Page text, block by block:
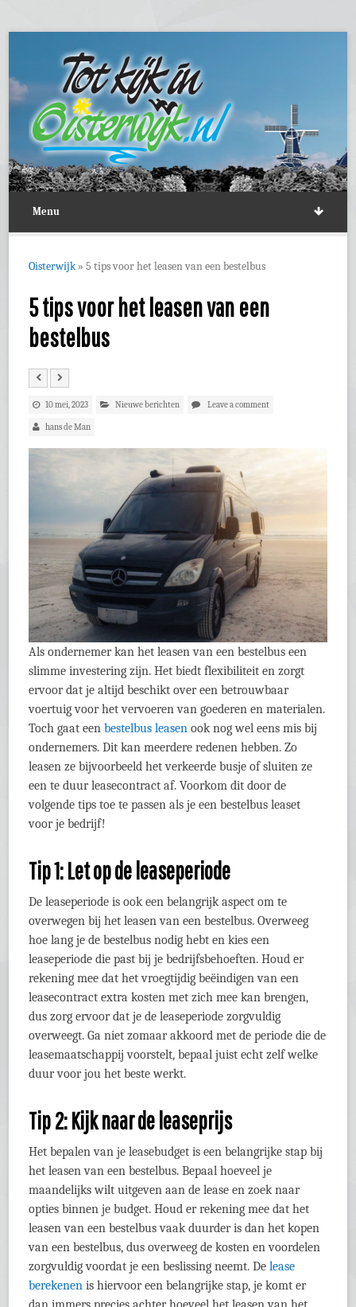
Menu
Oisterwijk»5 tips voor het leasen van een bestelbus
5 tips voor het leasen van een
bestelbus
10 mei, 2023 Nieuwe berichten Leave a comment
hans de Man
Als ondernemer kan het leasen van een bestelbus een
slimme investering zijn. Het biedt flexibiliteit en zorgt
ervoor dat je altijd beschikt over een betrouwbaar
voertuig voor het vervoeren van goederen en materialen.
Toch gaat eenbestelbus leasen ook nog wel eens mis bij
ondernemers. Dit kan meerdere redenen hebben. Zo
leasen ze bijvoorbeeld het verkeerde busje of sluiten ze
een te duur leasecontract af. Voorkom dit door de
volgende tips toe te passen als je een bestelbus leaset
voor je bedrijf!
Tip 1: Let op de leaseperiode
De leaseperiode is ook een belangrijk aspect om te
overwegen bij het leasen van een bestelbus. Overweeg
hoe lang je de bestelbus nodig hebt en kies een
leaseperiode die past bij je bedrijfsbehoeften. Houd er
rekening mee dat het vroegtijdig beëindigen van een
leasecontract extra kosten met zich mee kan brengen,
dus zorg ervoor dat je de leaseperiode zorgvuldig
overweegt. Ga niet zomaar akkoord met de periode die de
leasemaatschappij voorstelt, bepaal juist echt zelf welke
duur voor jou het beste werkt.
Tip 2: Kijk naar de leaseprijs
Het bepalen van je leasebudget is een belangrijke stap bij
het leasen van een bestelbus. Bepaal hoeveel je
maandelijks wilt uitgeven aan de lease en zoek naar
opties binnen je budget. Houd er rekening mee dat het
leasen van een bestelbus vaak duurder is dan het kopen
van een bestelbus, dus overweeg de kosten en voordelen
zorgvuldig voordat je een beslissing neemt. Delease
berekenen is hiervoor een belangrijke stap, je komt er